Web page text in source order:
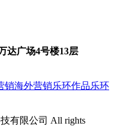
达广场4号楼13层
销海外营销乐环作品乐环
有限公司 All rights